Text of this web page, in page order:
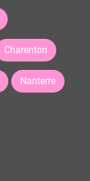
Charenton
Nanterre